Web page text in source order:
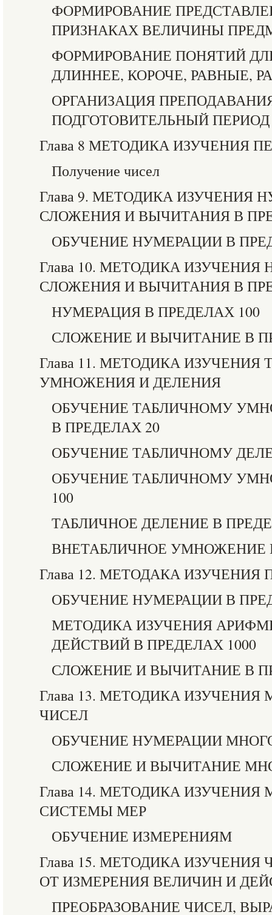
ФОРМИРОВАНИЕ
ПРИЗНАКАХ ВЕЛИЧИНЫ
ФОРМИРОВАНИЕ ПОНЯТИЙ
ДЛИННЕЕ, КОРОЧЕ, РАВНЫЕ,
ОРГАНИЗАЦИЯ
ПОДГОТОВИТЕЛЬНЫЙ ПЕРИОД
Глава 8 МЕТОДИКА ИЗУЧЕНИЯ
Получение чисел
Глава 9. МЕТОДИКА ИЗУЧЕНИЯ
СЛОЖЕНИЯ И ВЫЧИТАНИЯ В
ОБУЧЕНИЕ НУМЕРАЦИИ В
Глава 10. МЕТОДИКА
СЛОЖЕНИЯ И ВЫЧИТАНИЯ В
НУМЕРАЦИЯ В ПРЕДЕЛАХ 100
СЛОЖЕНИЕ И ВЫЧИТАНИЕ В
Глава 11. МЕТОДИКА ИЗУЧЕНИЯ
УМНОЖЕНИЯ И ДЕЛЕНИЯ
ОБУЧЕНИЕ ТАБЛИЧНОМУ
В ПРЕДЕЛАХ 20
ОБУЧЕНИЕ ТАБЛИЧНОМУ
ОБУЧЕНИЕ ТАБЛИЧНОМУ
100
ТАБЛИЧНОЕ ДЕЛЕНИЕ В
ВНЕТАБЛИЧНОЕ УМНОЖЕНИЕ
Глава 12. МЕТОДАКА
ОБУЧЕНИЕ НУМЕРАЦИИ В
МЕТОДИКА ИЗУЧЕНИЯ
ДЕЙСТВИЙ В ПРЕДЕЛАХ 1000
СЛОЖЕНИЕ И ВЫЧИТАНИЕ В
Глава 13. МЕТОДИКА
ЧИСЕЛ
ОБУЧЕНИЕ НУМЕРАЦИИ
СЛОЖЕНИЕ И ВЫЧИТАНИЕ
Глава 14. МЕТОДИКА
СИСТЕМЫ МЕР
ОБУЧЕНИЕ ИЗМЕРЕНИЯМ
Глава 15. МЕТОДИКА
ОТ ИЗМЕРЕНИЯ ВЕЛИЧИН И
ПРЕОБРАЗОВАНИЕ ЧИСЕЛ,